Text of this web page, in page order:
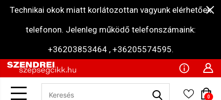
Technikai okok miatt korlátozottan vagyunk elérhetőek
telefonon. Jelenleg működő telefonszámaink:
+36203853464 , +36205574595.
0